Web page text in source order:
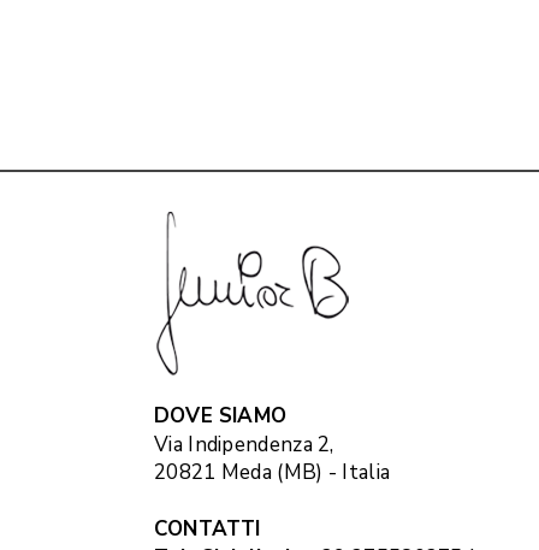
DOVE SIAMO
Via Indipendenza 2,
20821 Meda (MB) - Italia
CONTATTI